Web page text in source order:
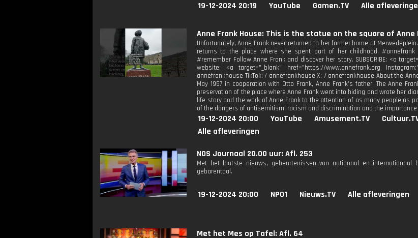
19-12-2024 20:19 YouTube Gamen.TV Alle
Anne Frank House: This is the statue on the square of
Unfortunately, Anne Frank never returned to her former home at
returns to the place where she spent part of her childhood.
#remember Follow Anne Frank and discover her story. SUBSCRIBE: <a
website: <a target="_blank" href="https://www.annefrank.org
annefrankhouse TikTok: / annefrankhouse X: / annefrankhouse About the
May 1957 in cooperation with Otto Frank, Anne Frank’s father. The Anne
preservation of the place where Anne Frank went into hiding and wrote her
life story and the work of Anne Frank to the attention of as many people as
of the dangers of antisemitism, racism and discrimination and the
19-12-2024 20:00 YouTube Amusement.TV
Alle afleveringen
NOS Journaal 20.00 uur: Afl. 253
Met het laatste nieuws, gebeurtenissen van nationaal en internationaal
gebarentaal.
19-12-2024 20:00 NPO1 Nieuws.TV Alle afleveringen
Met het Mes op Tafel: Afl. 64